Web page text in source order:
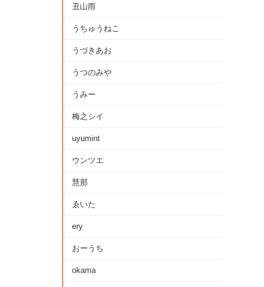
丑山雨
うちゅうねこ
うづきあお
うつのみや
うみー
梅之シイ
uyumint
ウンツエ
慧那
ゑいた
ery
おーうち
okama